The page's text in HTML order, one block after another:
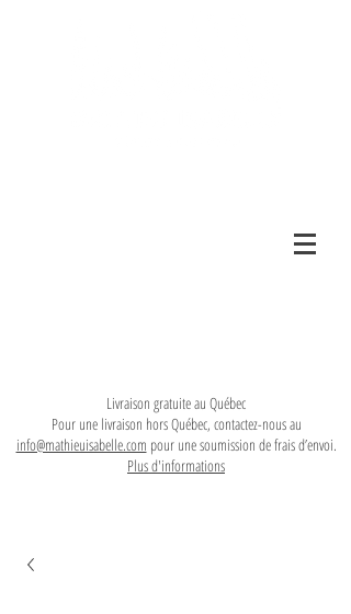
Livraison gratuite au Québec
Pour une livraison hors Québec, contactez-nous au
info@mathieuisabelle.com pour une soumission de frais d’envoi.
Plus d'informations